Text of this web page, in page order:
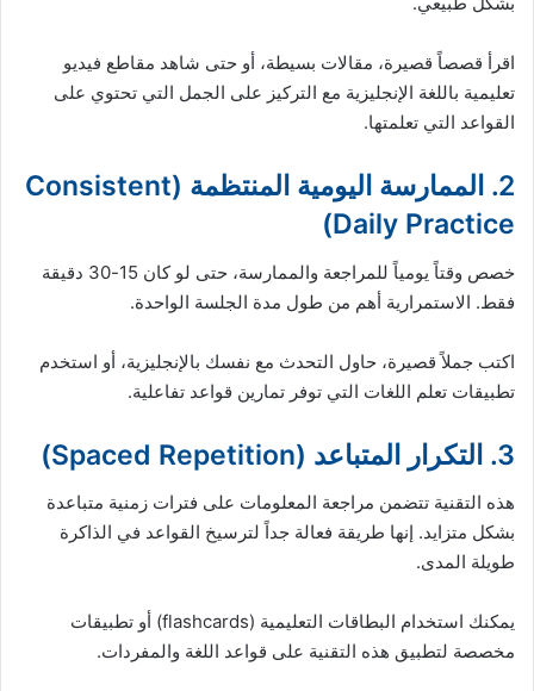
اقرأ قصصاً قصيرة، مقالات بسيطة، أو حتى شاهد مقاطع فيديو
تعليمية باللغة الإنجليزية مع التركيز على الجمل التي تحتوي على
القواعد التي تعلمتها.
2. الممارسة اليومية المنتظمة (Consistent
Daily Practice)
خصص وقتاً يومياً للمراجعة والممارسة، حتى لو كان 15-30 دقيقة
فقط. الاستمرارية أهم من طول مدة الجلسة الواحدة.
اكتب جملاً قصيرة، حاول التحدث مع نفسك بالإنجليزية، أو استخدم
تطبيقات تعلم اللغات التي توفر تمارين قواعد تفاعلية.
3. التكرار المتباعد (Spaced Repetition)
هذه التقنية تتضمن مراجعة المعلومات على فترات زمنية متباعدة
بشكل متزايد. إنها طريقة فعالة جداً لترسيخ القواعد في الذاكرة
طويلة المدى.
يمكنك استخدام البطاقات التعليمية (flashcards) أو تطبيقات
مخصصة لتطبيق هذه التقنية على قواعد اللغة والمفردات.